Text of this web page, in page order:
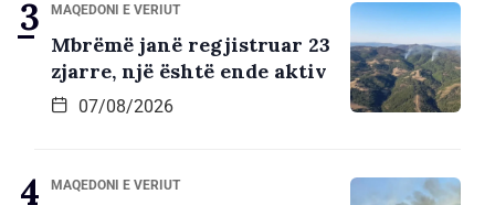
MAQEDONI E VERIUT
Mbrëmë janë regjistruar 23
zjarre, një është ende aktiv
07/08/2026
MAQEDONI E VERIUT